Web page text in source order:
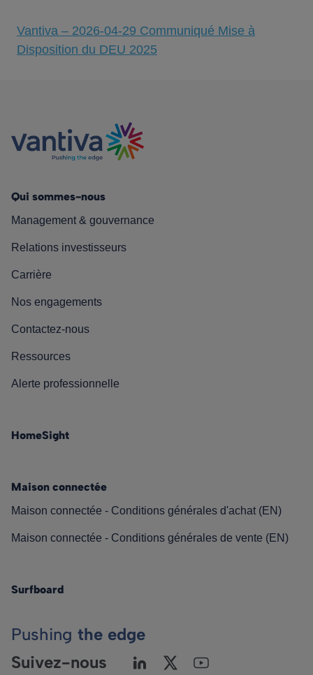
Vantiva – 2026-04-29 Communiqué Mise à
Disposition du DEU 2025
Qui sommes-nous
Management & gouvernance
Relations investisseurs
Carrière
Nos engagements
Contactez-nous
Ressources
Alerte professionnelle
HomeSight
Maison connectée
Maison connectée - Conditions générales d'achat (EN)
Maison connectée - Conditions générales de vente (EN)
Surfboard
Pushing the edge
Suivez-nous